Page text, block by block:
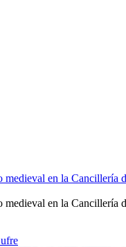
medieval en la Cancillería
medieval en la Cancillería